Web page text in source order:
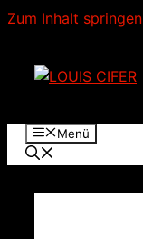
Zum Inhalt springen
Menü